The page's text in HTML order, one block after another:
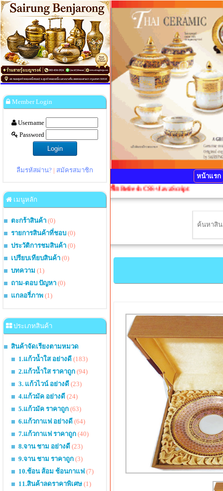
Member Login
Username
Password
ลืมรหัสผ่าน? | สมัครสมาชิก
เมนูหลัก
ตะกร้าสินค้า (0)
รายการสินค้าที่ชอบ (0)
ประวัติการชมสินค้า (0)
เปรียบเทียบสินค้า (0)
บทความ (1)
ถาม-ตอบ ปัญหา (0)
แกลอรี่ภาพ (1)
ประเภทสินค้า
สินค้าจัดเรียงตามหมวด
1.แก้วน้ำใส อย่างดี (183)
2.แก้วน้ำใส ราคาถูก (94)
3. แก้วไวน์ อย่างดี (23)
4.แก้วมัค อย่างดี (24)
5.แก้วมัค ราคาถูก (63)
6.แก้วกาแฟ อย่างดี (64)
7.แก้วกาแฟ ราคาถูก (40)
8.จาน ชาม อย่างดี (23)
9.จาน ชาม ราคาถูก (3)
10.ช้อน ส้อม ช้อนกาแฟ (7)
11.สินค้าลดราคาพิเศษ (1)
หน้าแรก
ณากดปุ่ม Ctrl+F5 1 ครั้งเพื่อ Refresh CSS+JavaScript